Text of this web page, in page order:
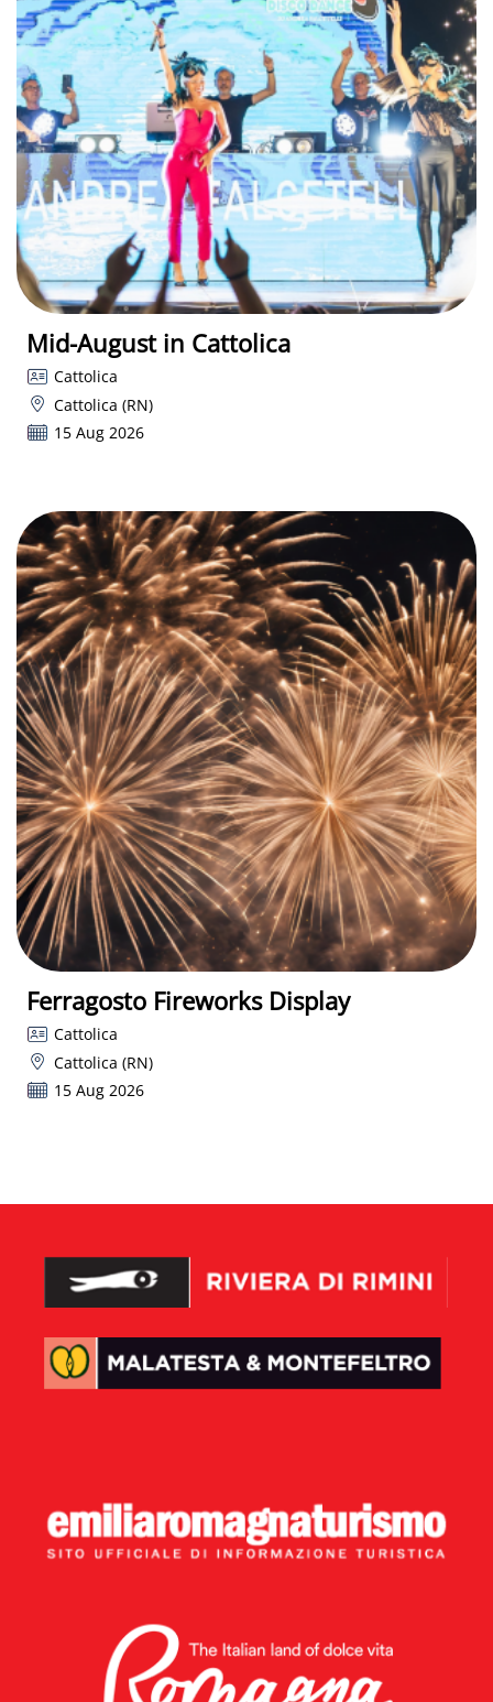
Mid-August in Cattolica
Cattolica
Cattolica (RN)
15 Aug 2026
Ferragosto Fireworks Display
Cattolica
Cattolica (RN)
15 Aug 2026